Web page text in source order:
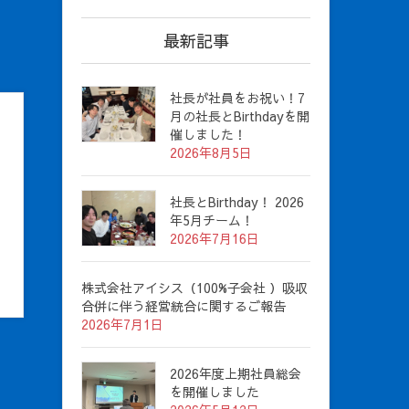
最新記事
社長が社員をお祝い！7
月の社長とBirthdayを開
催しました！
2026年8月5日
社長とBirthday！ 2026
年5月チーム！
2026年7月16日
株式会社アイシス（100%子会社 ）吸収
合併に伴う経営統合に関するご報告
2026年7月1日
2026年度上期社員総会
を開催しました